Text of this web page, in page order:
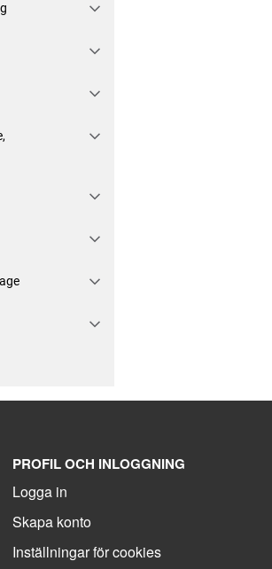
PROFIL OCH INLOGGNING
Logga in
Skapa konto
Inställningar för cookies